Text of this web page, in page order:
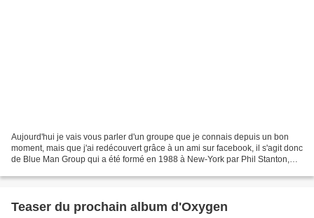
Aujourd'hui je vais vous parler d'un groupe que je connais depuis un bon
moment, mais que j'ai redécouvert grâce à un ami sur facebook, il s'agit donc
de Blue Man Group qui a été formé en 1988 à New-York par Phil Stanton,
Teaser du prochain album d'Oxygen